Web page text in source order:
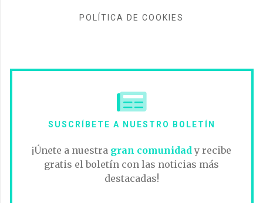
POLÍTICA DE COOKIES
SUSCRÍBETE A NUESTRO BOLETÍN
¡Únete a nuestra gran comunidad y recibe
gratis el boletín con las noticias más
destacadas!